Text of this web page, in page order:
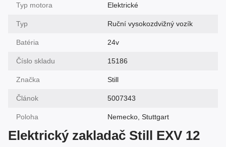
Typ motora Elektrické
Typ Ruční vysokozdvižný vozík
Batéria 24v
Číslo skladu 15186
Značka Still
Článok 5007343
Poloha Nemecko, Stuttgart
Elektrický zakladač Still EXV 12